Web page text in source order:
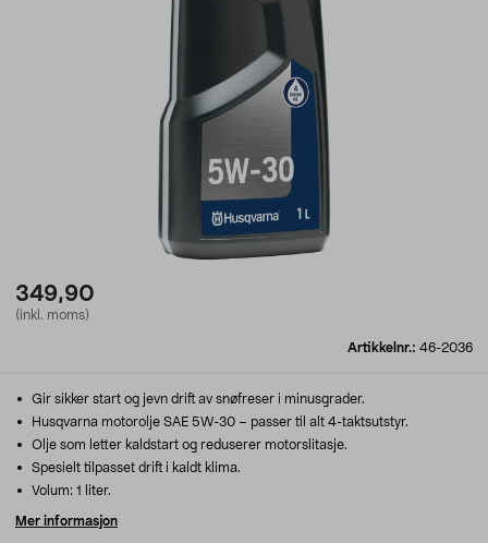
349,90
(inkl. moms)
Artikkelnr.: 46-2036
Gir sikker start og jevn drift av snøfreser i minusgrader.
Husqvarna motorolje SAE 5W-30 – passer til alt 4-taktsutstyr.
Olje som letter kaldstart og reduserer motorslitasje.
Spesielt tilpasset drift i kaldt klima.
Volum: 1 liter.
Mer informasjon